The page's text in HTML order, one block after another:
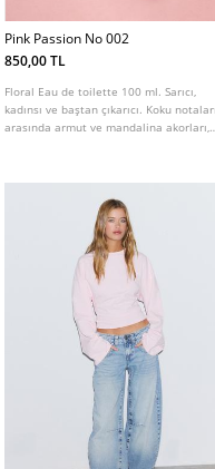
Pink Passion No 002
850,00 TL
Floral Eau de toilette 100 ml. Sarıcı,
kadınsı ve baştan çıkarıcı. Koku notaları
arasında armut ve mandalina akorları,